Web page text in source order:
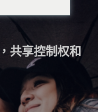
共享控制权和